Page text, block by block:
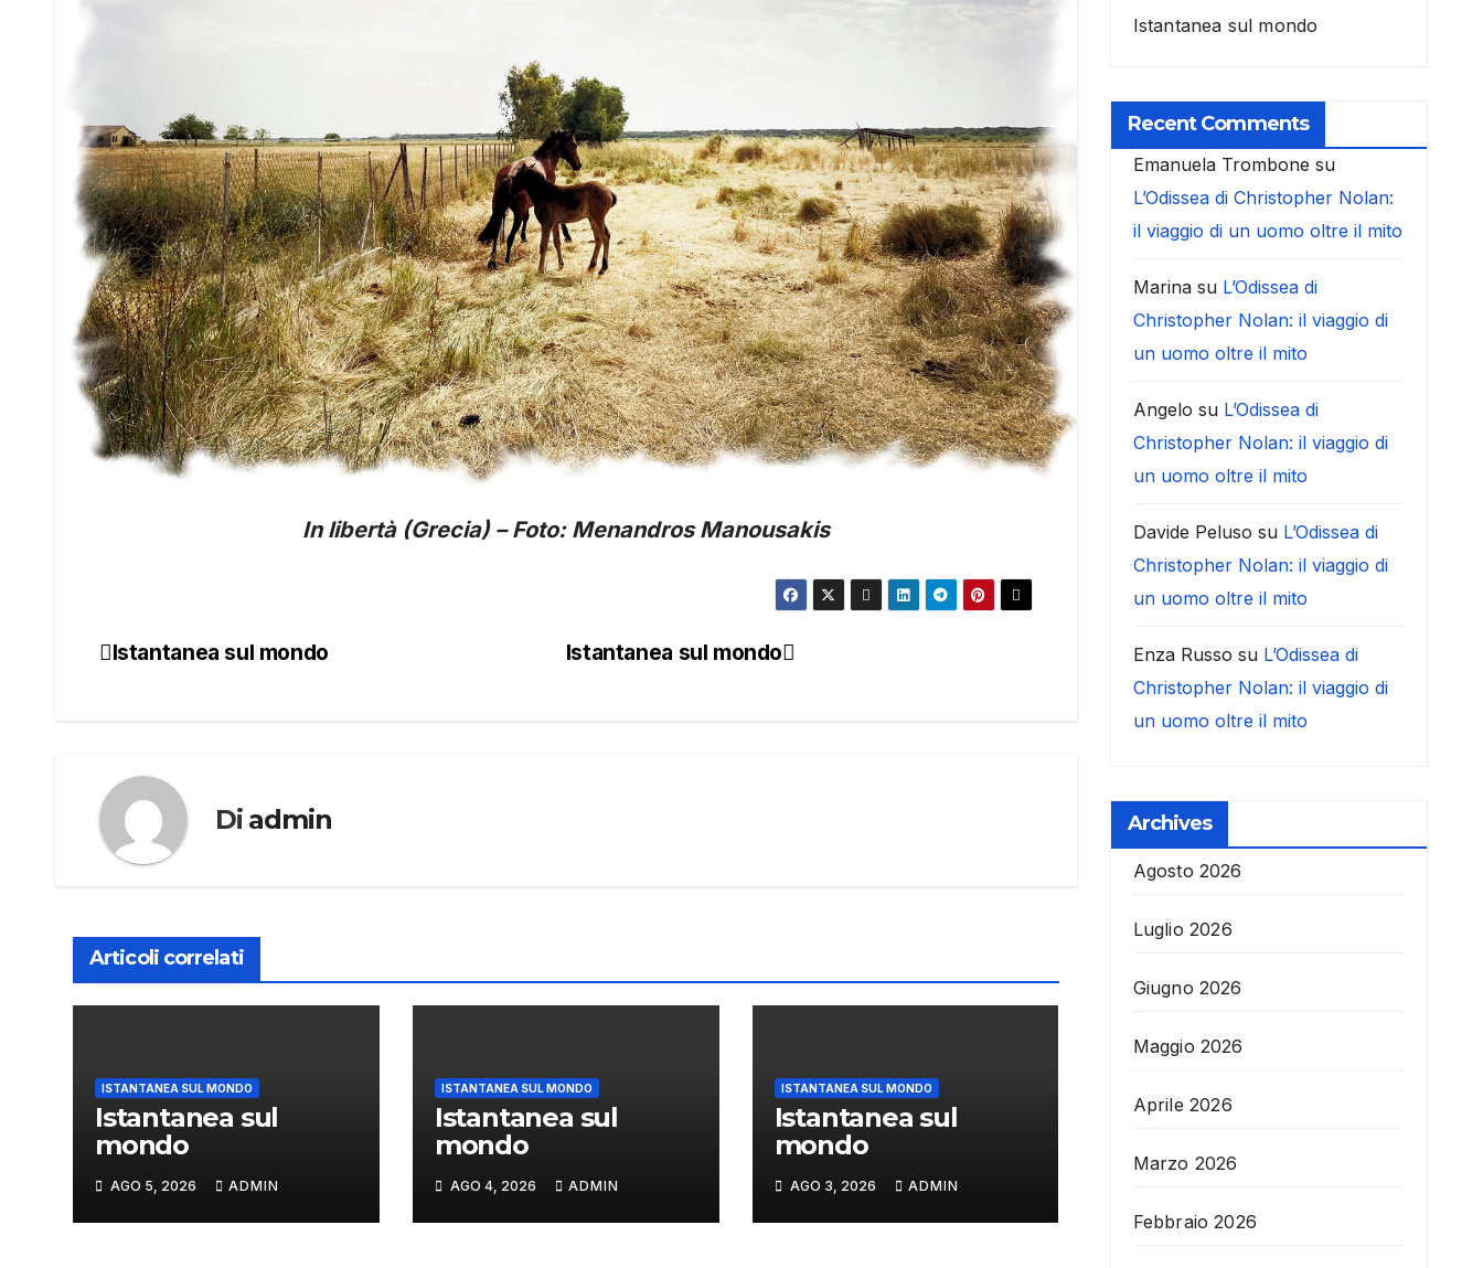
In libertà (Grecia) – Foto: Menandros Manousakis
Navigazione
Istantanea sul mondo
Istantanea sul mondo
Di admin
Articoli correlati
ISTANTANEA SUL MONDO
Istantanea sul
mondo
AGO 5, 2026 ADMIN
ISTANTANEA SUL MONDO
Istantanea sul
mondo
AGO 4, 2026 ADMIN
ISTANTANEA SUL MONDO
Istantanea sul
mondo
AGO 3, 2026 ADMIN
Istantanea sul mondo
Recent Comments
Emanuela Trombone su
L’Odissea di Christopher Nolan:
il viaggio di un uomo oltre il mito
Marinasu L’Odissea di
Christopher Nolan: il viaggio di
un uomo oltre il mito
Angelo su L’Odissea di
Christopher Nolan: il viaggio di
un uomo oltre il mito
Davide Peluso su L’Odissea di
Christopher Nolan: il viaggio di
un uomo oltre il mito
Enza Russo su L’Odissea di
Christopher Nolan: il viaggio di
un uomo oltre il mito
Archives
Agosto 2026
Luglio 2026
Giugno 2026
Maggio 2026
Aprile 2026
Marzo 2026
Febbraio 2026